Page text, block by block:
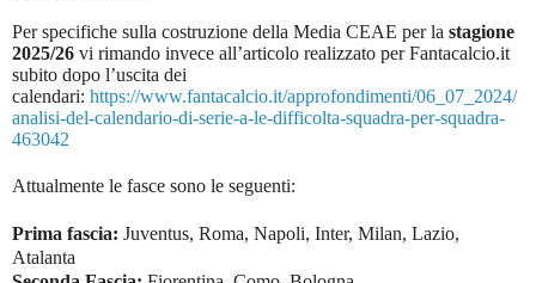
Per specifiche sulla costruzione della Media CEAE per la stagione
2025/26 vi rimando invece all’articolo realizzato per Fantacalcio.it
subito dopo l’uscita dei
calendari: https://www.fantacalcio.it/approfondimenti/06_07_2024/
analisi-del-calendario-di-serie-a-le-difficolta-squadra-per-squadra-
463042
Attualmente le fasce sono le seguenti:
Prima fascia: Juventus, Roma, Napoli, Inter, Milan, Lazio,
Atalanta